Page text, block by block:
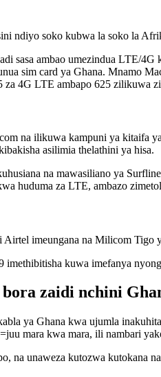
ndiyo soko kubwa la soko la
sasa ambao umezindua LTE/
sim card ya Ghana. Mnamo
za 4G LTE ambapo 625 zilikuwa
na ilikuwa kampuni ya kitaifa
asilimia thelathini ya hisa.
na mawasiliano ya
huduma za LTE, ambazo
imeungana na Milicom
kuwa imefanya
zaidi nchini
ya Ghana kwa ujumla
mara kwa mara, ili nambari
na unaweza kutozwa kutokana